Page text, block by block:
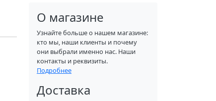
О магазине
Узнайте больше о нашем магазине:
кто мы, наши клиенты и почему
они выбрали именно нас. Наши
контакты и реквизиты.
Подробнее
Доставка